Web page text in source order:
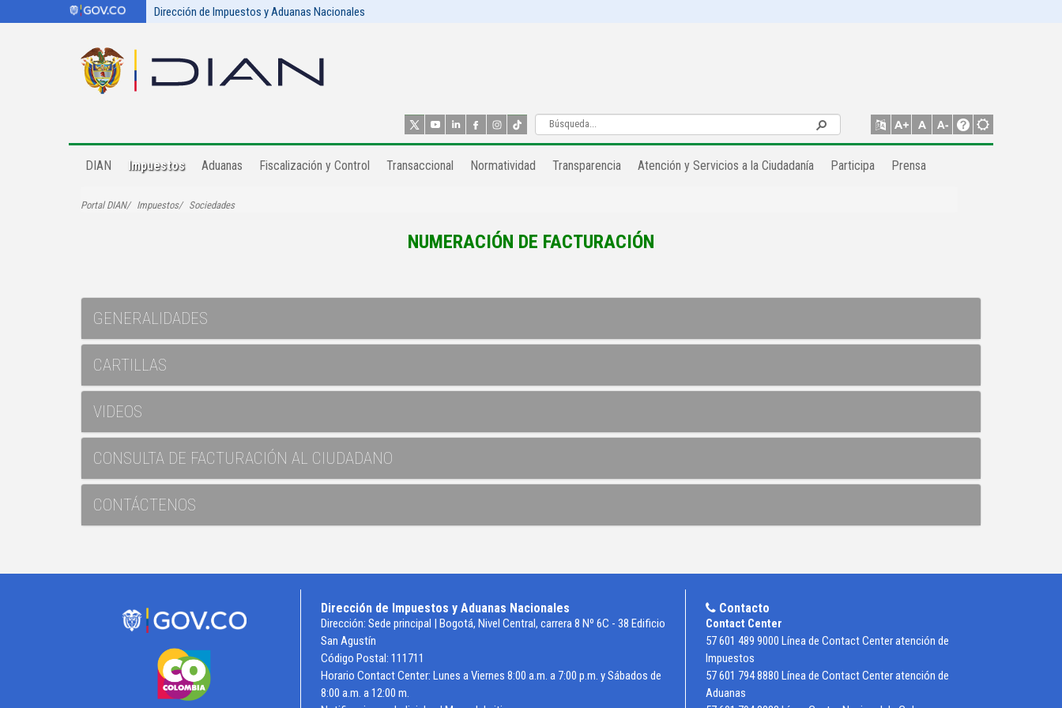
Dirección de Impuestos y Aduanas Nacionales
DIAN Impuestos Aduanas Fiscalización y Control​ Transaccional Normatividad Transparencia Atención y Servicios a la Ciudadanía Participa Prensa
Portal DIAN Impuestos Sociedades
NUMERACIÓN DE FACTURACIÓN
GENERALIDADES
CARTILLAS
VIDEOS
CONSULTA DE FACTURACIÓN AL CIUDADANO
CONTÁCTENOS
Dirección de Impuestos y Aduanas Nacionales
Dirección: Sede principal | Bogotá, Nivel Central, carrera 8 Nº 6C - 38 Edificio
San Agustín
Código Postal: 111711
Horario Contact Center: Lunes a Viernes 8:00 a.m. a 7:00 p.m. y Sábados de
8:00 a.m. a 12:00 m.
Contacto
Contact Center
57 601 489 9000 Línea de Contact Center atención de
Impuestos
57 601 794 8880 Línea de Contact Center atención de
Aduanas